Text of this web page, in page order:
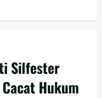
Silfester
Hukum